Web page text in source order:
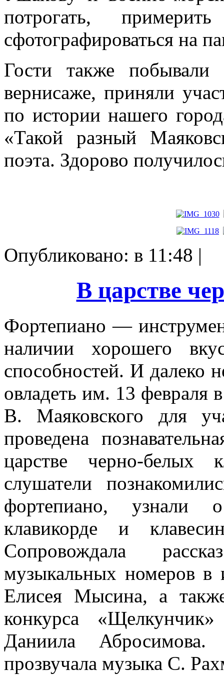
потрогать,
сфотографироваться на
Гости также побывали
вернисаже, приняли
по истории нашего
«Такой разный
поэта. Здорово
Опубликовано: в 11:48 |
В царстве
Фортепиано —
наличии хорошего
способностей. И далеко
овладеть им. 13 февраля
В. Маяковского для
проведена
царстве черно-белых
слушатели
фортепиано, узнали
клавикорде и
Сопровождала
музыкальных номеров в
Елисея Мысина, а
конкурса
Даниила
прозвучала музыка С.